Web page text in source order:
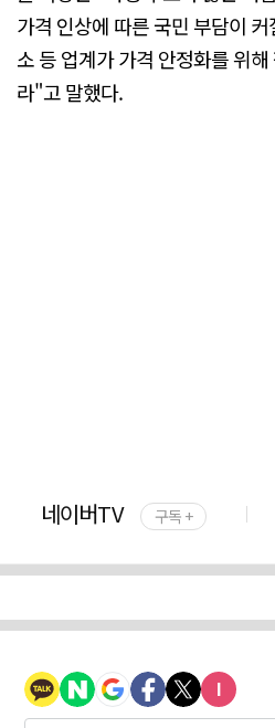
가격 인상에 따른 국민 부담이
소 등 업계가 가격 안정화를 위
라"고 말했다.
네이버TV 구독 +